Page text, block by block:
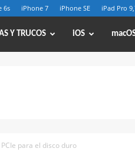
6s iPhone 7 iPhone SE iPad Pro
Y TRUCOS iOS
para el disco duro